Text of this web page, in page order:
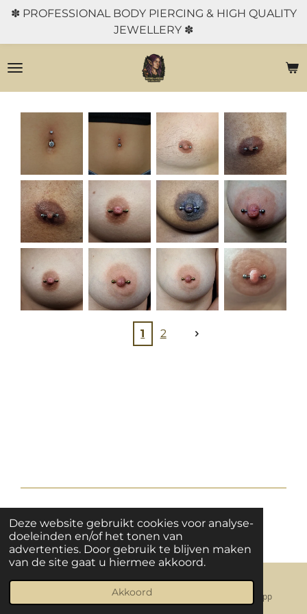
Deze website gebruikt cookies voor analyse-
doeleinden en/of het tonen van
advertenties. Door gebruik te blijven maken
van de site gaat u hiermee akkoord.
Akkoord
Ga
naar
de
✽ PROFESSIONAL BODY PIERCING & HIGH QUALITY
JEWELLERY ✽
1 2
© 2021 - 2026 BEYOND THE NEEDLE
Powered by JouwWeb
Instagram WhatsApp